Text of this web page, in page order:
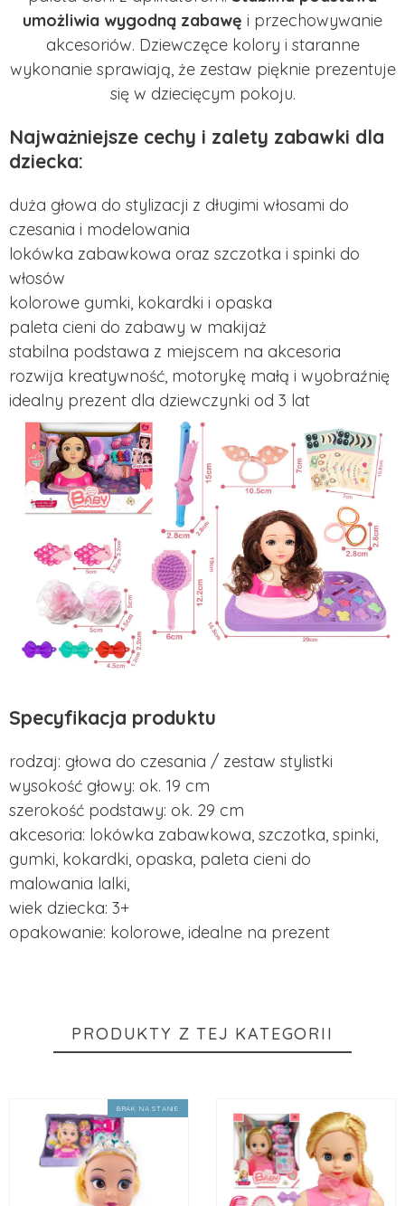
umożliwia wygodną zabawę i przechowywanie
akcesoriów. Dziewczęce kolory i staranne
wykonanie sprawiają, że zestaw pięknie prezentuje
się w dziecięcym pokoju.
Najważniejsze cechy i zalety zabawki dla
dziecka:
duża głowa do stylizacji z długimi włosami do
czesania i modelowania
lokówka zabawkowa oraz szczotka i spinki do
włosów
kolorowe gumki, kokardki i opaska
paleta cieni do zabawy w makijaż
stabilna podstawa z miejscem na akcesoria
rozwija kreatywność, motorykę małą i wyobraźnię
idealny prezent dla dziewczynki od 3 lat
Specyfikacja produktu
rodzaj: głowa do czesania / zestaw stylistki
wysokość głowy: ok. 19 cm
szerokość podstawy: ok. 29 cm
akcesoria: lokówka zabawkowa, szczotka, spinki,
gumki, kokardki, opaska, paleta cieni do
malowania lalki,
wiek dziecka: 3+
opakowanie: kolorowe, idealne na prezent
PRODUKTY Z TEJ KATEGORII
BRAK NA STANIE